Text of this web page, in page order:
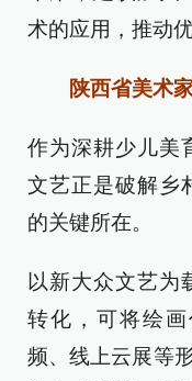
术的应用，推动
陕西省美术
作为深耕少儿美
文艺正是破解乡
的关键所在。
以新大众文艺为
转化，可将绘
频、线上云展等